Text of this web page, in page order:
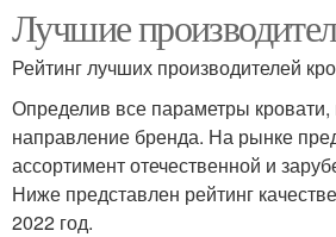
Лучшие
Рейтинг лучших производителей
Определив все параметры
направление бренда. На рынке
ассортимент отечественной и
Ниже представлен рейтинг
2022 год.